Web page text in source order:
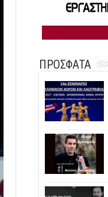
ΠΡΟΣΦΑΤΑ